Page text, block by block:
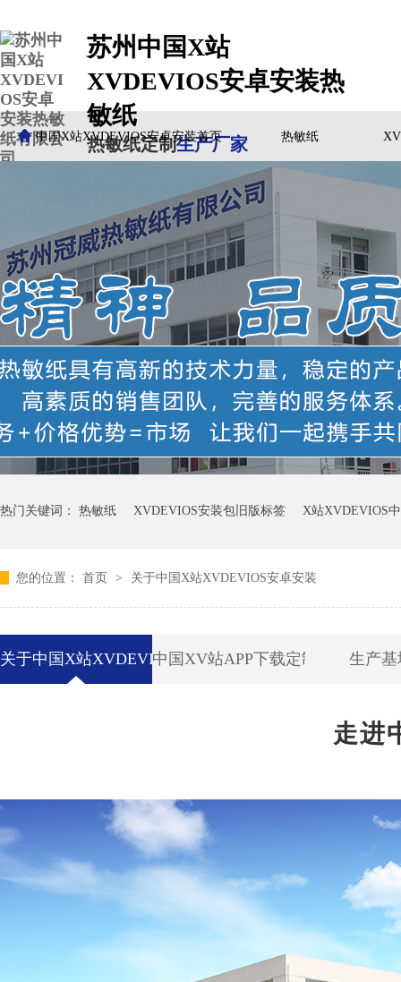
苏州中国X站
XVDEVIOS安卓安装热
敏纸
热敏纸定制生产厂家
中国X站XVDEVIOS安卓安装首页 热敏纸
中国X站XVDEVIOS安卓安装动态
热门关键词： 热敏纸 XVDEVIOS安装包旧版标签 X站XVDEVIOS
您的位置： 首页 > 关于中国X站XVDEVIOS安卓安装
关于中国X站XVDEVIOS安卓安装
中国XV站APP下载定制 生产基
走进